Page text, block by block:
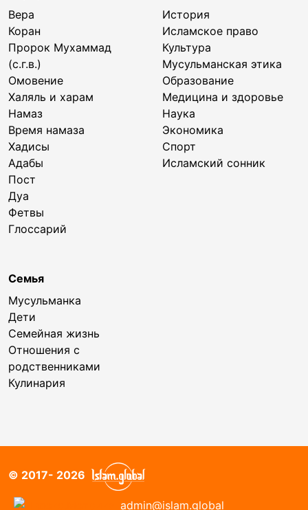
Вера
Коран
Пророк Мухаммад
(с.г.в.)
Омовение
Халяль и харам
Намаз
Время намаза
Хадисы
Адабы
Пост
Дуа
Фетвы
Глоссарий
История
Исламское право
Культура
Мусульманская этика
Образование
Медицина и здоровье
Наука
Экономика
Спорт
Исламский сонник
Семья
Мусульманка
Дети
Семейная жизнь
Отношения с
родственниками
Кулинария
© 2017- 2026
admin@islam.global